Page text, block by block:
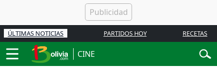
ÚLTIMAS NOTICIAS PARTIDOS HOY RECETAS
CINE